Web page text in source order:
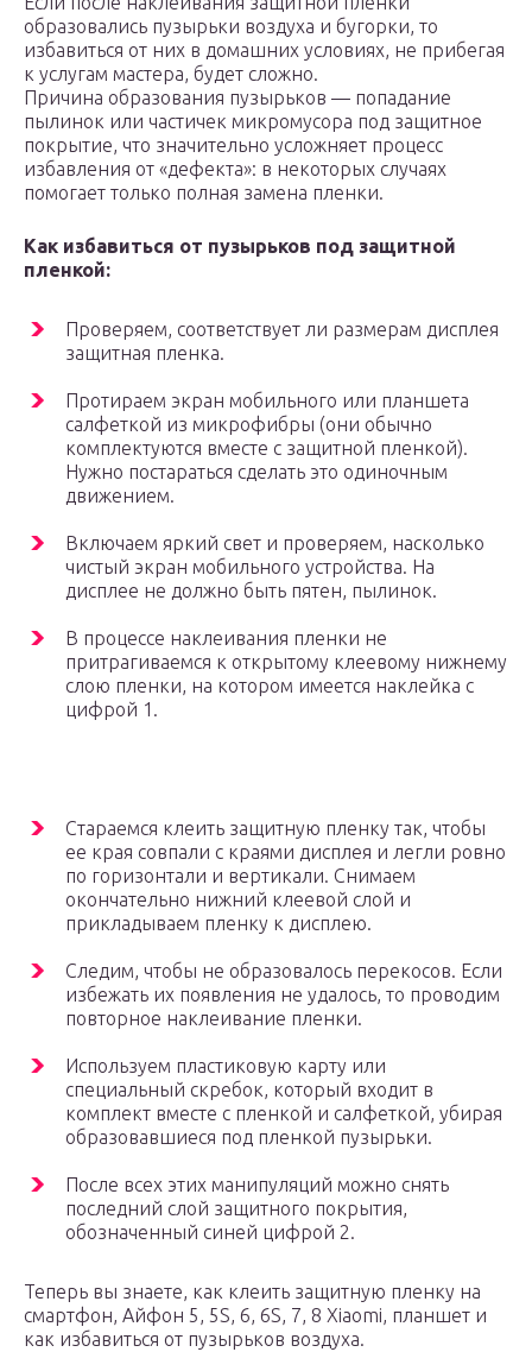
образовались пузырьки воздуха и бугорки, то
избавиться от них в домашних условиях, не прибегая
к услугам мастера, будет сложно.
Причина образования пузырьков — попадание
пылинок или частичек микромусора под защитное
покрытие, что значительно усложняет процесс
избавления от «дефекта»: в некоторых случаях
помогает только полная замена пленки.
Как избавиться от пузырьков под защитной
пленкой:
Проверяем, соответствует ли размерам дисплея
защитная пленка.
Протираем экран мобильного или планшета
салфеткой из микрофибры (они обычно
комплектуются вместе с защитной пленкой).
Нужно постараться сделать это одиночным
движением.
Включаем яркий свет и проверяем, насколько
чистый экран мобильного устройства. На
дисплее не должно быть пятен, пылинок.
В процессе наклеивания пленки не
притрагиваемся к открытому клеевому нижнему
слою пленки, на котором имеется наклейка с
цифрой 1.
Стараемся клеить защитную пленку так, чтобы
ее края совпали с краями дисплея и легли ровно
по горизонтали и вертикали. Снимаем
окончательно нижний клеевой слой и
прикладываем пленку к дисплею.
Следим, чтобы не образовалось перекосов. Если
избежать их появления не удалось, то проводим
повторное наклеивание пленки.
Используем пластиковую карту или
специальный скребок, который входит в
комплект вместе с пленкой и салфеткой, убирая
образовавшиеся под пленкой пузырьки.
После всех этих манипуляций можно снять
последний слой защитного покрытия,
обозначенный синей цифрой 2.
Теперь вы знаете, как клеить защитную пленку на
смартфон, Айфон 5, 5S, 6, 6S, 7, 8 Xiaomi, планшет и
как избавиться от пузырьков воздуха.